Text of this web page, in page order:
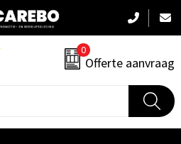
0
Offerte aanvraag